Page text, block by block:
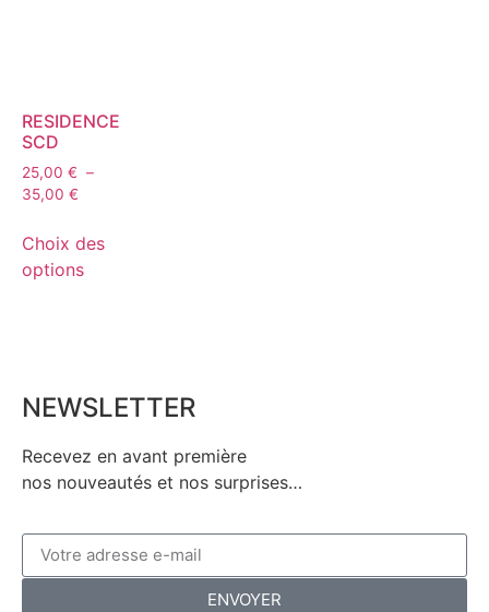
RESIDENCE
SCD
25,00 € –
35,00 €
Choix des
options
NEWSLETTER
Recevez en avant première
nos nouveautés et nos surprises…
ENVOYER